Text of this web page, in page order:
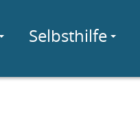
Selbsthilfe